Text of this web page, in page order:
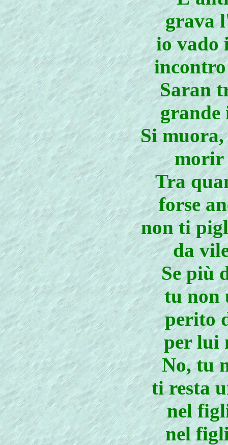
grava
io vado
Saran
Si
morir
Tra
forse
non ti
da
Se più
tu non
perito
per lui
No, tu
ti resta
nel
nel